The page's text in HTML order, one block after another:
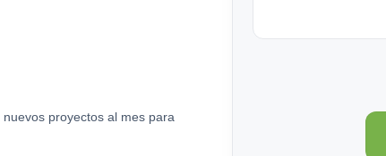
proyectos al mes para